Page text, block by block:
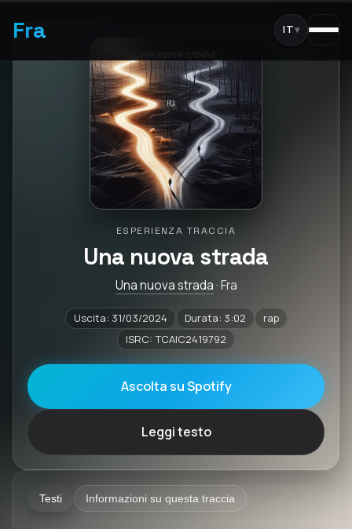
Fra IT▾
ESPERIENZA TRACCIA
Una nuova strada
Una nuova strada · Fra
Uscita: 31/03/2024 Durata: 3:02
rap
ISRC: TCAIC2419792
Ascolta su Spotify
Leggi testo
Testi Informazioni su questa traccia